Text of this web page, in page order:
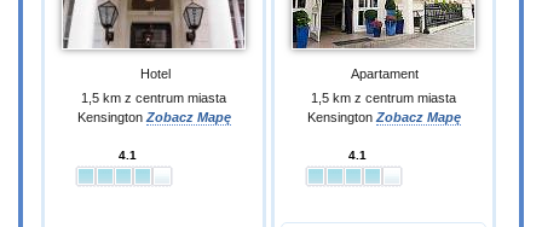
Hotel
1,5 km z centrum miasta
Kensington Zobacz Mapę
4.1
Apartament
1,5 km z centrum miasta
Kensington Zobacz Mapę
4.1